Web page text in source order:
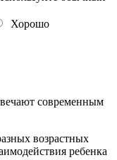
Хорошо
современным
возрастных
ребенка